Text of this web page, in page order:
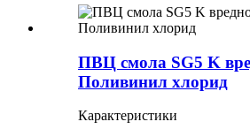
ПВЦ смола SG5 K
Поливинил хлорид
Карактеристики